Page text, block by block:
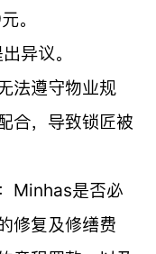
。
异议。
法遵守物业规
合，导致锁匠被
Minhas是否必
修复及修缮费